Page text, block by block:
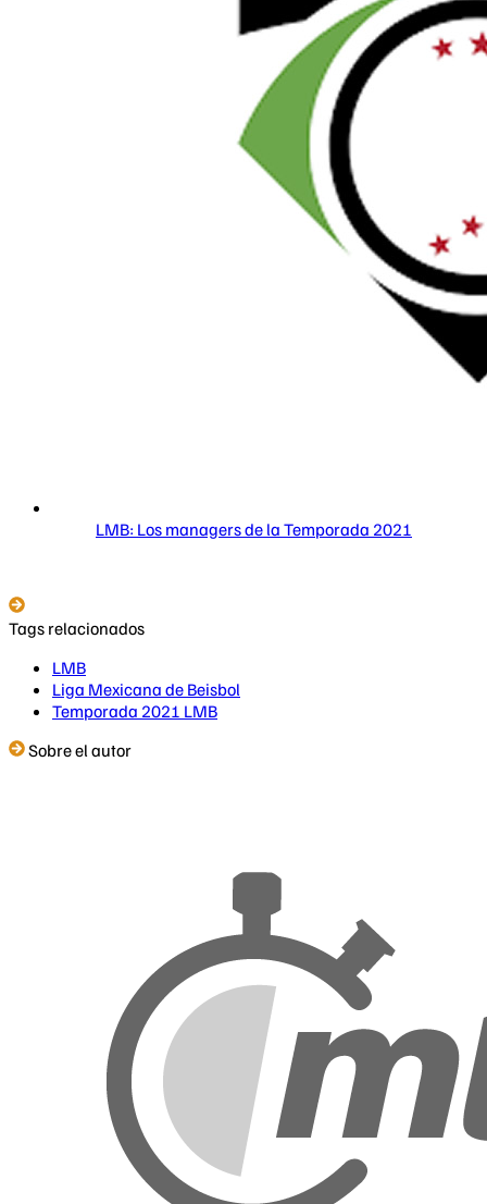
LMB: Los managers de la Temporada 2021
Tags relacionados
LMB
Liga Mexicana de Beisbol
Temporada 2021 LMB
Sobre el autor